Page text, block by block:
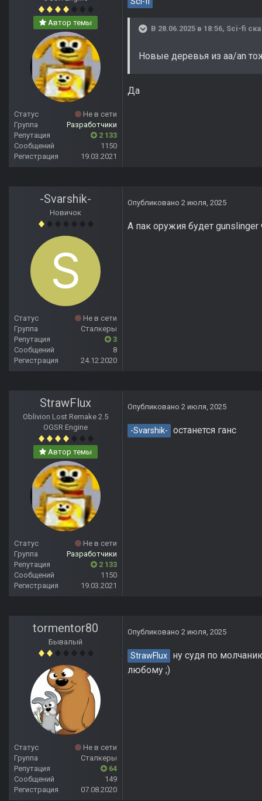
Автор темы
Статус
Не в сети
Группа
Разработчики
Репутация
2 133
Сообщений
1150
Регистрация
19.03.2021
В 28.06.2025 в 18:56, Sci-fi
Новые деревья из aa/an
Да
-Svarshik-
Новичок
Статус
Не в сети
Группа
Сталкеры
Репутация
3
Сообщений
8
Регистрация
24.12.2020
Опубликовано 2 июля, 2025
А пак оружия будет
StrawFlux
Oblivion Lost Remake 2.5
OGSR Engine
Автор темы
Статус
Не в сети
Группа
Разработчики
Репутация
2 133
Сообщений
1150
Регистрация
19.03.2021
Опубликовано 2 июля, 2025
-Svarshik- останется ганс
tormentor80
Бывалый
Статус
Не в сети
Группа
Сталкеры
Репутация
64
Сообщений
149
Регистрация
07.08.2020
Опубликовано 2 июля, 2025
StrawFlux ну судя по
любому ;)